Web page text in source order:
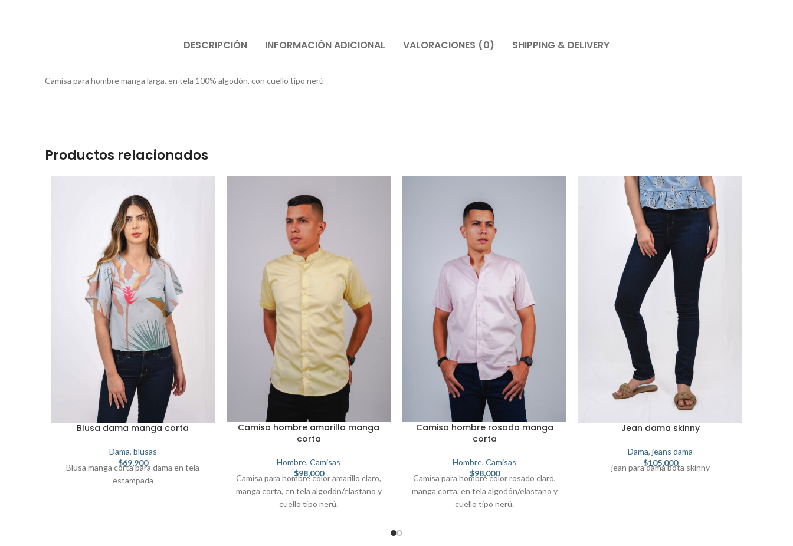
DESCRIPCIÓN INFORMACIÓN ADICIONAL VALORACIONES (0) SHIPPING & DELIVERY
Camisa para hombre manga larga, en tela 100% algodón, con cuello tipo nerú
Productos relacionados
Blusa dama manga corta
Dama, blusas
$69,900
Blusa manga corta para dama en tela
estampada
Camisa hombre amarilla manga
corta
Hombre, Camisas
$98,000
Camisa para hombre color amarillo claro,
manga corta, en tela algodón/elastano y
cuello tipo nerú.
Camisa hombre rosada manga
corta
Hombre, Camisas
$98,000
Camisa para hombre color rosado claro,
manga corta, en tela algodón/elastano y
cuello tipo nerú.
Jean dama skinny
Dama, jeans dama
$105,000
jean para dama bota skinny